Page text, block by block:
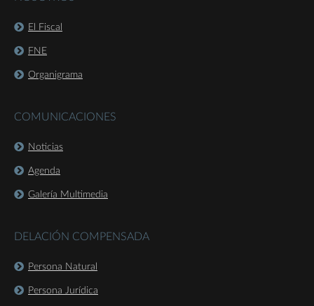
El Fiscal
FNE
Organigrama
COMUNICACIONES
Noticias
Agenda
Galería Multimedia
DELACIÓN COMPENSADA
Persona Natural
Persona Jurídica